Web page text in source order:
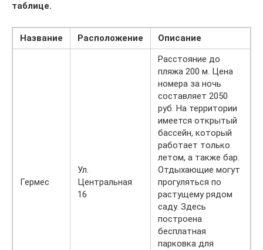
таблице.
Название Расположение Описание
Гермес
Ул.
Центральная
16
Расстояние до
пляжа 200 м. Цена
номера за ночь
составляет 2050
руб. На территории
имеется открытый
бассейн, который
работает только
летом, а также бар.
Отдыхающие могут
прогуляться по
растущему рядом
саду. Здесь
построена
бесплатная
парковка для